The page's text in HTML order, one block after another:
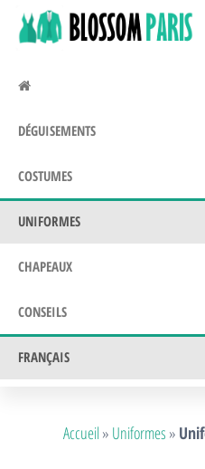
Passer
DÉGUISEMENTS
COSTUMES
UNIFORMES
CHAPEAUX
CONSEILS
FRANÇAIS
Accueil» Uniformes »